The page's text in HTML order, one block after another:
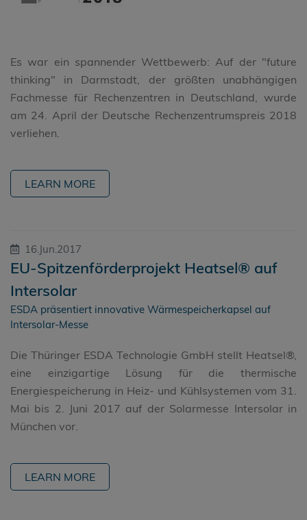
Es war ein spannender Wettbewerb: Auf der "future
thinking" in Darmstadt, der größten unabhängigen
Fachmesse für Rechenzentren in Deutschland, wurde
am 24. April der Deutsche Rechenzentrumspreis 2018
verliehen.
LEARN MORE
16.Jun.2017
EU-Spitzenförderprojekt Heatsel® auf
Intersolar
ESDA präsentiert innovative Wärmespeicherkapsel auf
Intersolar-Messe
Die Thüringer ESDA Technologie GmbH stellt Heatsel®,
eine einzigartige Lösung für die thermische
Energiespeicherung in Heiz- und Kühlsystemen vom 31.
Mai bis 2. Juni 2017 auf der Solarmesse Intersolar in
München vor.
LEARN MORE